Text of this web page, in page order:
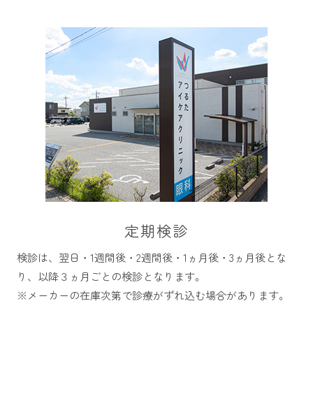
定期検診
検診は、翌日・1週間後・2週間後・1ヵ月後・3ヵ月後とな
り、以降３ヵ月ごとの検診となります。
※メーカーの在庫次第で診療がずれ込む場合があります。